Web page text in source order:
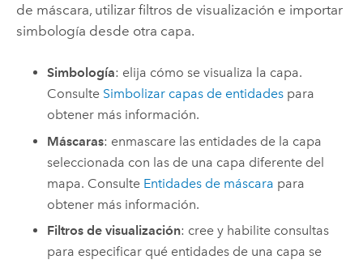
de máscara, utilizar filtros de visualización e importar
simbología desde otra capa.
Simbología: elija cómo se visualiza la capa.
Consulte Simbolizar capas de entidades para
obtener más información.
Máscaras: enmascare las entidades de la capa
seleccionada con las de una capa diferente del
mapa. Consulte Entidades de máscara para
obtener más información.
Filtros de visualización: cree y habilite consultas
para especificar qué entidades de una capa se